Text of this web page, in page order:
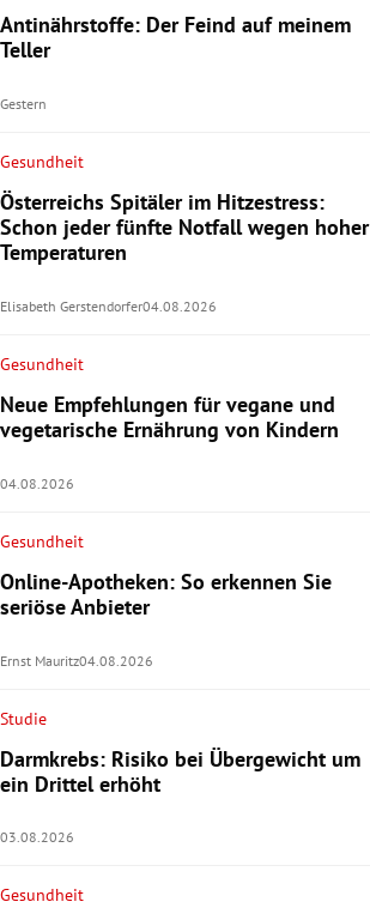
Antinährstoffe: Der Feind auf meinem
Teller
Gestern
Gesundheit
Österreichs Spitäler im Hitzestress:
Schon jeder fünfte Notfall wegen hoher
Temperaturen
Elisabeth Gerstendorfer04.08.2026
Gesundheit
Neue Empfehlungen für vegane und
vegetarische Ernährung von Kindern
04.08.2026
Gesundheit
Online-Apotheken: So erkennen Sie
seriöse Anbieter
Ernst Mauritz04.08.2026
Studie
Darmkrebs: Risiko bei Übergewicht um
ein Drittel erhöht
03.08.2026
Gesundheit